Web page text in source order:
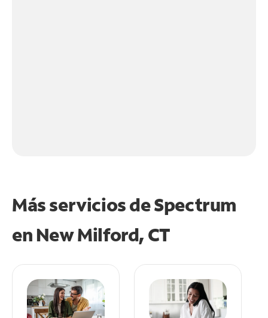
Más servicios de Spectrum
en New Milford, CT